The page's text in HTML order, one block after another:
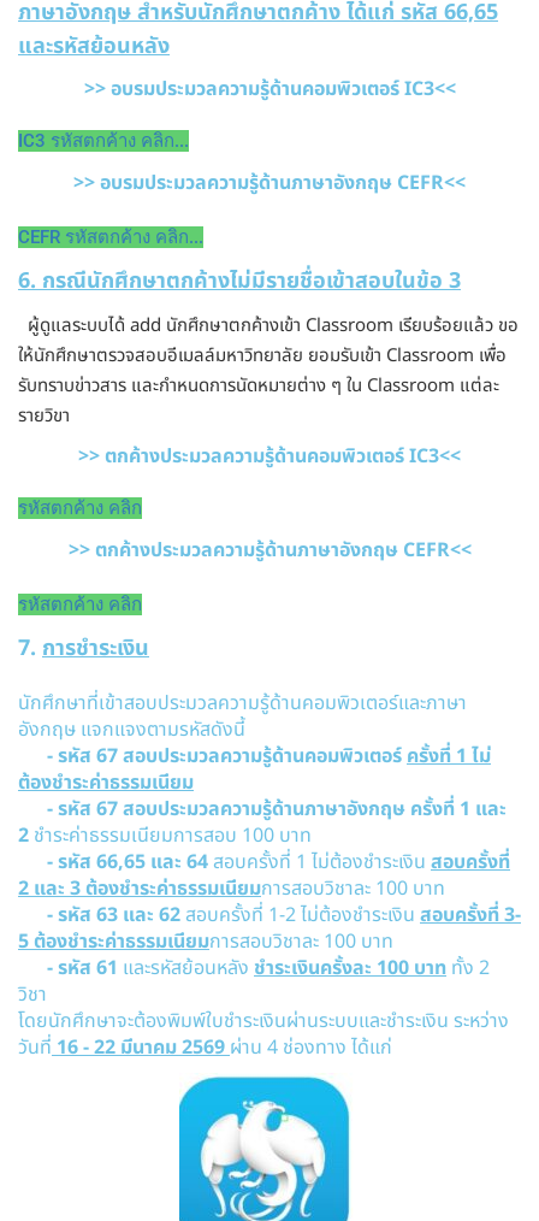
ภาษาอังกฤษ สำหรับนักศึกษาตกค้าง ได้แก่ รหัส 66,65
และรหัสย้อนหลัง
>> อบรมประมวลความรู้ด้านคอมพิวเตอร์ IC3<<
IC3 รหัสตกค้าง คลิก...
>> อบรมประมวลความรู้ด้านภาษาอังกฤษ CEFR<<
CEFR รหัสตกค้าง คลิก...
6. กรณีนักศึกษาตกค้างไม่มีรายชื่อเข้าสอบในข้อ 3
ผู้ดูแลระบบได้ add นักศึกษาตกค้างเข้า Classroom เรียบร้อยแล้ว ขอ
ให้นักศึกษาตรวจสอบอีเมลล์มหาวิทยาลัย ยอมรับเข้า Classroom เพื่อ
รับทราบข่าวสาร และกำหนดการนัดหมายต่าง ๆ ใน Classroom แต่ละ
รายวิขา
>> ตกค้างประมวลความรู้ด้านคอมพิวเตอร์ IC3<<
รหัสตกค้าง คลิก
>> ตกค้างประมวลความรู้ด้านภาษาอังกฤษ CEFR<<
รหัสตกค้าง คลิก
7. การชำระเงิน
นักศึกษาที่เข้าสอบประมวลความรู้ด้านคอมพิวเตอร์และภาษา
อังกฤษ แจกแจงตามรหัสดังนี้
- รหัส 67 สอบประมวลความรู้ด้านคอมพิวเตอร์ครั้งที่ 1 ไม่
ต้องชำระค่าธรรมเนียม
- รหัส 67 สอบประมวลความรู้ด้านภาษาอังกฤษ ครั้งที่ 1 และ
2 ชำระค่าธรรมเนียมการสอบ 100 บาท
- รหัส 66,65 และ 64สอบครั้งที่ 1 ไม่ต้องชำระเงิน สอบครั้งที่
2 และ 3 ต้องชำระค่าธรรมเนียมการสอบวิชาละ 100 บาท
- รหัส 63 และ 62สอบครั้งที่ 1-2 ไม่ต้องชำระเงิน สอบครั้งที่ 3-
5 ต้องชำระค่าธรรมเนียมการสอบวิชาละ 100 บาท
- รหัส 61 และรหัสย้อนหลัง ชำระเงินครั้งละ 100 บาท ทั้ง 2
วิชา
โดยนักศึกษาจะต้องพิมพ์ใบชำระเงินผ่านระบบและชำระเงิน ระหว่าง
วันที่ 16- 22 มีนาคม 2569ผ่าน 4 ช่องทาง ได้แก่